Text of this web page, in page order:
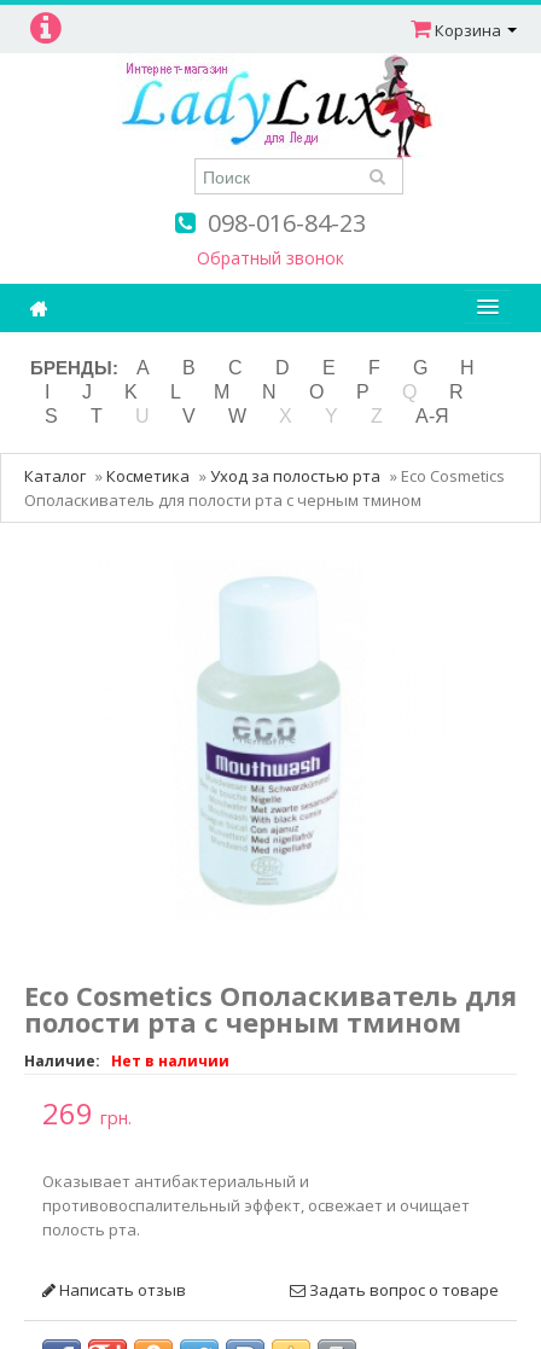
098-016-84-23
Обратный звонок
Корзина
Ароматерапия
Витамины
Детям и мамам
Косметика
БРЕНДЫ: A B C D E F G
H
J K L M N O P Q
R
S
T U V W X Y Z А-Я
Каталог »Косметика »Уход за полостью рта » Eco Cosmetics
Ополаскиватель для полости рта с черным тмином
Eco Cosmetics Ополаскиватель для
полости рта с черным тмином
Наличие: Нет в наличии
269 грн.
Оказывает антибактериальный и
противовоспалительный эффект, освежает и очищает
полость рта.
Написать отзыв Задать вопрос о товаре